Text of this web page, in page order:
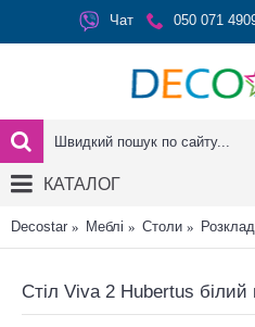
Чат 050 071
КАТАЛОГ
Decostar Меблі Столи
Стіл Viva 2 Hubertus